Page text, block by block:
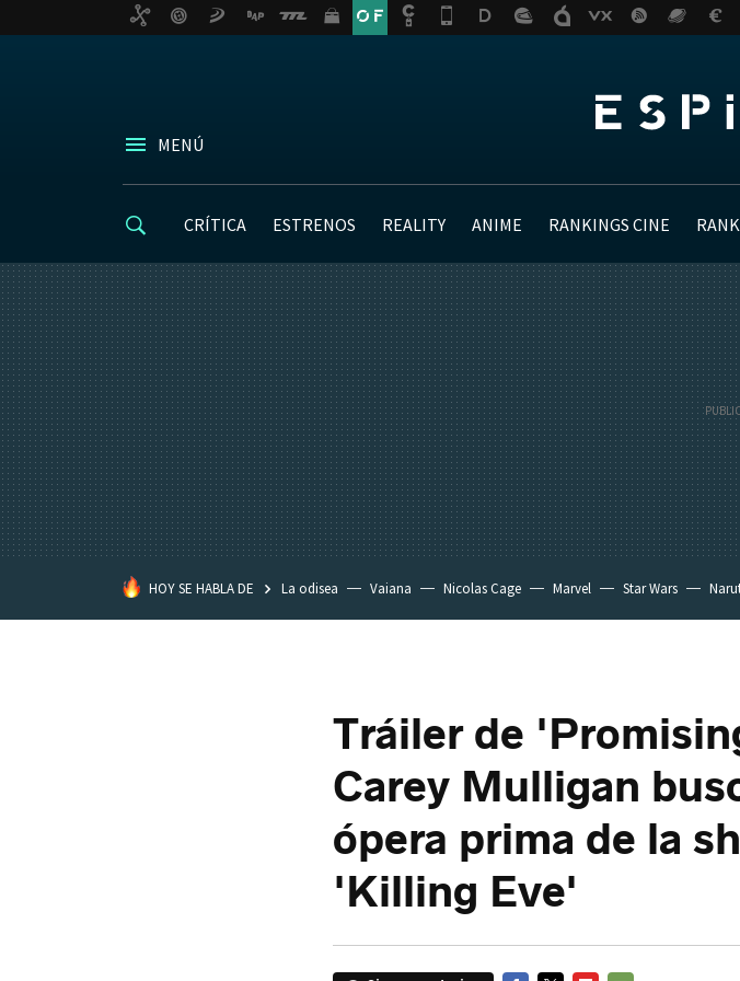
MENÚ
CRÍTICA ESTRENOS REALITY ANIME RANKINGS CINE
HOY SE HABLA DE La odisea Vaiana Nicolas Cage Marvel Star Wars
Tráiler de
Carey Mulligan
ópera prima de la
'Killing Eve'